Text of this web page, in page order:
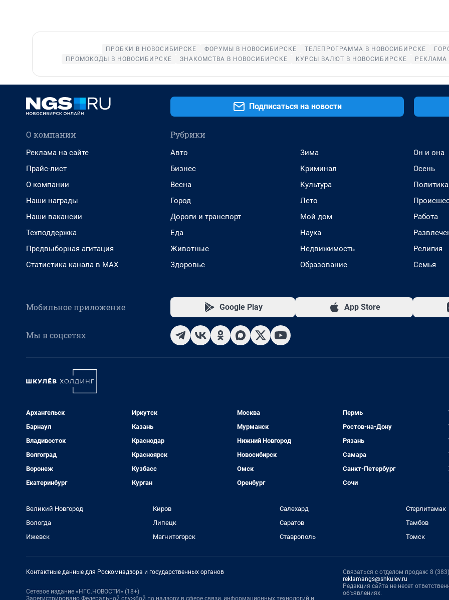
ПРОБКИ В НОВОСИБИРСКЕ ФОРУМЫ В НОВОСИБИРСКЕ ТЕЛЕПРОГРАММА В НОВОСИБИРСКЕ
ПРОМОКОДЫ В НОВОСИБИРСКЕ
ЗНАКОМСТВА В НОВОСИБИРСКЕ КУРСЫ ВАЛЮТ В НОВОСИБИРСКЕ РЕКЛАМА
Подписаться на новости
О компании
Реклама на сайте
Прайс-лист
О компании
Наши награды
Наши вакансии
Техподдержка
Предвыборная агитация
Статистика канала в MAX
Рубрики
Авто
Бизнес
Весна
Город
Дороги и транспорт
Еда
Животные
Здоровье
Зима
Криминал
Культура
Лето
Мой дом
Наука
Недвижимость
Образование
Он и она
Осень
Политика
Работа
Религия
Семья
Мобильное приложение Google Play App Store
Мы в соцсетях
Архангельск
Барнаул
Владивосток
Волгоград
Воронеж
Екатеринбург
Иркутск
Казань
Краснодар
Красноярск
Кузбасс
Курган
Москва
Мурманск
Нижний Новгород
Новосибирск
Омск
Оренбург
Пермь
Ростов-на-Дону
Рязань
Самара
Санкт-Петербург
Сочи
Великий Новгород
Вологда
Ижевск
Киров
Липецк
Магнитогорск
Салехард
Саратов
Ставрополь
Стерлитамак
Тамбов
Томск
Контактные данные для Роскомнадзора и государственных органов
Сетевое издание «НГС.НОВОСТИ» (18+)
Зарегистрировано Федеральной службой по надзору в сфере связи, информационных технологий и
Связаться с отделом продаж: 8
reklamangs@shkulev.ru
Редакция сайта не несет
объявлениях.